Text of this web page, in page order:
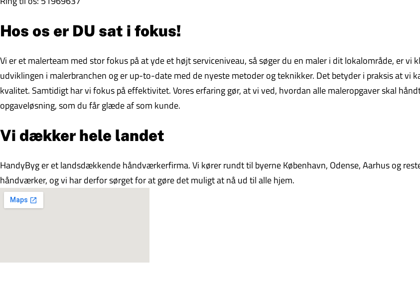
Hos os er DU sat i fokus!
Vi er et malerteam med stor fokus på at yde et højt serviceniveau, så søger du en maler i dit lokalområde, er vi
udviklingen i malerbranchen og er up-to-date med de nyeste metoder og teknikker. Det betyder i praksis at vi
kvalitet. Samtidigt har vi fokus på effektivitet. Vores erfaring gør, at vi ved, hvordan alle maleropgaver skal
opgaveløsning, som du får glæde af som kunde.
Vi dækker hele landet
HandyByg er et landsdækkende håndværkerfirma. Vi kører rundt til byerne København, Odense, Aarhus og
håndværker, og vi har derfor sørget for at gøre det muligt at nå ud til alle hjem.